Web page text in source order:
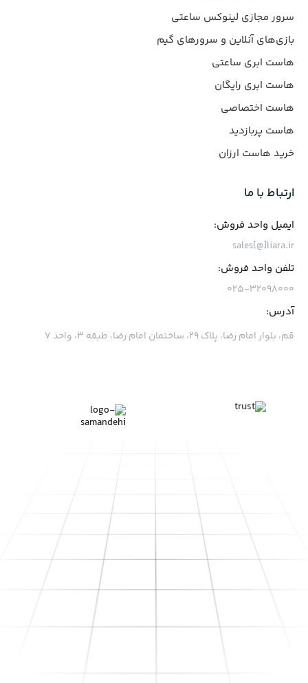
سرور مجازی لینوکس ساعتی
بازی‌های آنلاین و سرورهای گیم
هاست ابری ساعتی
هاست ابری رایگان
هاست اختصاصی
هاست پربازدید
خرید هاست ارزان
ارتباط با ما
ایمیل واحد فروش:
sales[@]liara.ir
تلفن واحد فروش:
۰۲۵-۳۲۰۹۸۰۰۰
آدرس:
قم، بلوار امام رضا، پلاک ۲۹، ساختمان امام رضا، طبقه ۳، واحد ۷